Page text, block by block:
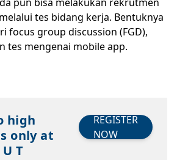
tes bidang kerja. Bentuknya
focus group discussion (FGD),
tes mengenai mobile app.
high
only at
U T
REGISTER
NOW